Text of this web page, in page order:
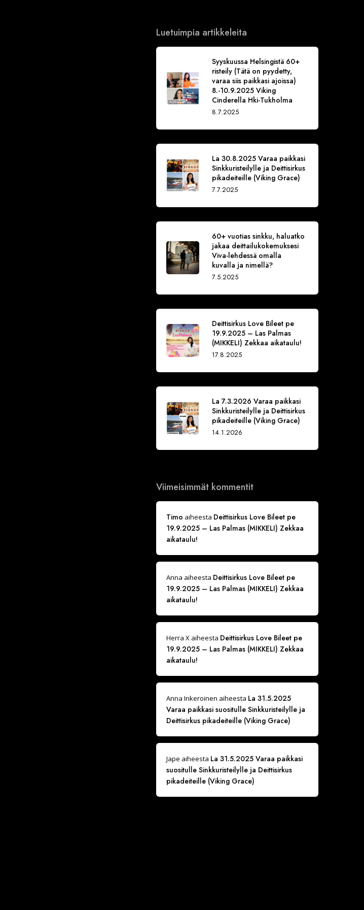
Luetuimpia artikkeleita
Syyskuussa Helsingistä 60+
risteily (Tätä on pyydetty,
varaa siis paikkasi ajoissa)
8.-10.9.2025 Viking
Cinderella Hki-Tukholma
8.7.2025
La 30.8.2025 Varaa paikkasi
Sinkkuristeilylle ja Deittisirkus
pikadeiteille (Viking Grace)
7.7.2025
60+ vuotias sinkku, haluatko
jakaa deittailukokemuksesi
Viva-lehdessä omalla
kuvalla ja nimellä?
7.5.2025
Deittisirkus Love Bileet pe
19.9.2025 – Las Palmas
(MIKKELI) Zekkaa aikataulu!
17.8.2025
La 7.3.2026 Varaa paikkasi
Sinkkuristeilylle ja Deittisirkus
pikadeiteille (Viking Grace)
14.1.2026
Viimeisimmät kommentit
Timo aiheesta Deittisirkus Love Bileet pe
19.9.2025 – Las Palmas (MIKKELI) Zekkaa
aikataulu!
Anna aiheesta Deittisirkus Love Bileet pe
19.9.2025 – Las Palmas (MIKKELI) Zekkaa
aikataulu!
Herra Xaiheesta Deittisirkus Love Bileet pe
19.9.2025 – Las Palmas (MIKKELI) Zekkaa
aikataulu!
Anna Inkeroinen aiheesta La 31.5.2025
Varaa paikkasi suositulle Sinkkuristeilylle ja
Deittisirkus pikadeiteille (Viking Grace)
Jape aiheesta La 31.5.2025 Varaa paikkasi
suositulle Sinkkuristeilylle ja Deittisirkus
pikadeiteille (Viking Grace)